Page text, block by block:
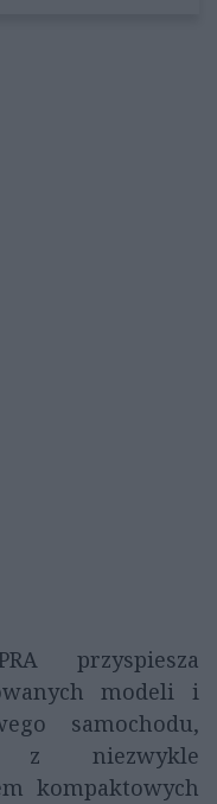
przyspiesza
modeli i
samochodu,
niezwykle
kompaktowych